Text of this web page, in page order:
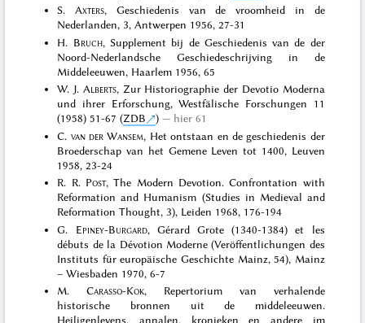
S.Axters, Geschiedenis van de vroomheid in de
Nederlanden, 3, Antwerpen 1956, 27-31
H. Bruch, Supplement bij de Geschiedenis van de der
Noord-Nederlandsche Geschiedeschrijving in de
Middeleeuwen, Haarlem 1956, 65
W. J. Alberts, Zur Historiographie der Devotio Moderna
und ihrer Erforschung, Westfälische Forschungen 11
(1958) 51-67 (ZDB )
hier 61
C. van der Wansem, Het ontstaan en de geschiedenis der
Broederschap van het Gemene Leven tot 1400, Leuven
1958, 23-24
R. R. Post, The Modern Devotion. Confrontation with
Reformation and Humanism (Studies in Medieval and
Reformation Thought, 3), Leiden 1968, 176-194
G. Epiney-Burgard, Gérard Grote (1340-1384) et les
débuts de la Dévotion Moderne (Veröffentlichungen des
Instituts für europäische Geschichte Mainz, 54), Mainz
– Wiesbaden 1970, 6-7
M.Carasso-Kok, Repertorium van verhalende
historische bronnen uit de middeleeuwen.
Heiligenlevens, annalen, kronieken en andere im